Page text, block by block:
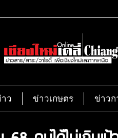
ว ข่าวเกษตร ข่าวก